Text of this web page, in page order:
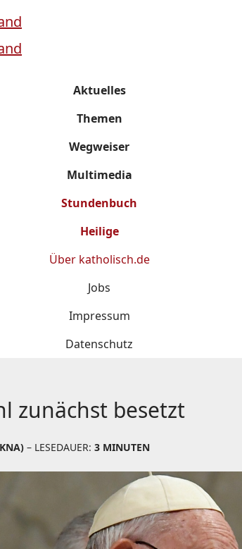
Aktuelles
Themen
Wegweiser
Multimedia
Stundenbuch
Heilige
Über katholisch.de
Jobs
Impressum
Datenschutz
zunächst besetzt
– LESEDAUER: 3 MINUTEN